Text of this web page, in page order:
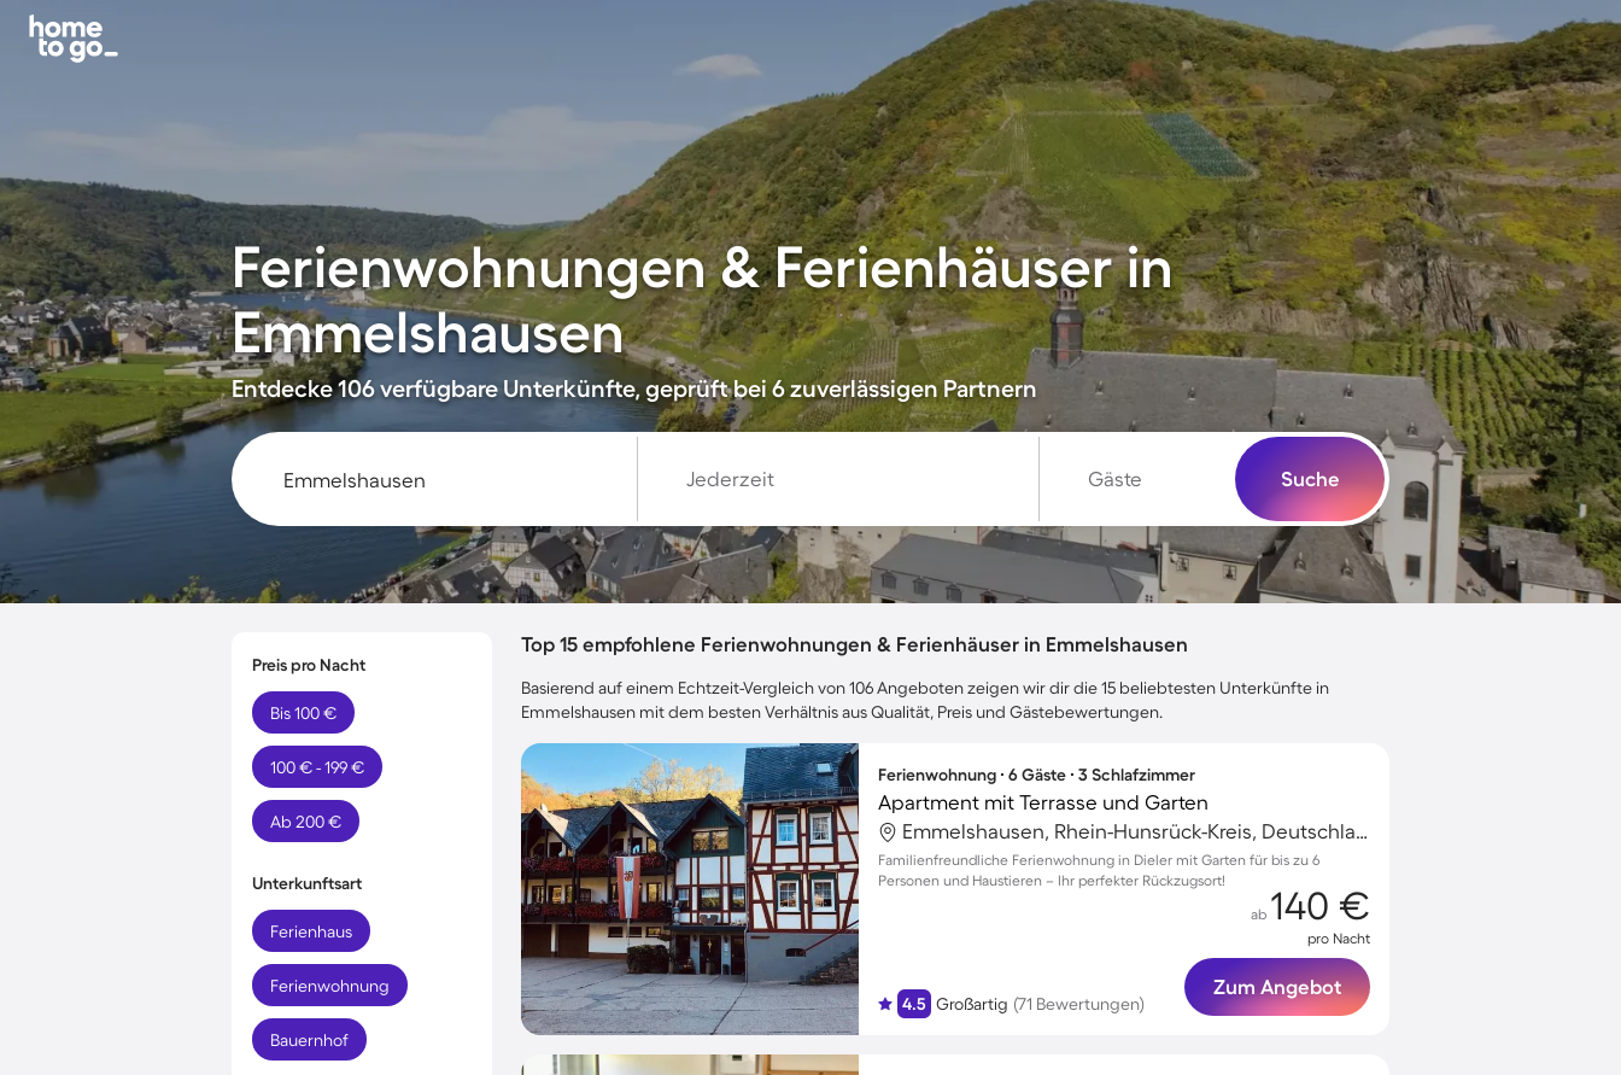
Ferienwohnungen & Ferienhäuser in
Emmelshausen
Entdecke 106 verfügbare Unterkünfte, geprüft bei 6 zuverlässigen Partnern
Jederzeit Gäste Suche
Preis pro Nacht
Bis 100 €
100 € - 199 €
Ab 200 €
Unterkunftsart
Ferienhaus
Ferienwohnung
Bauernhof
Top 15 empfohlene Ferienwohnungen & Ferienhäuser in Emmelshausen
Basierend auf einem Echtzeit-Vergleich von 106 Angeboten zeigen wir dir die 15 beliebtesten Unterkünfte in
Emmelshausen mit dem besten Verhältnis aus Qualität, Preis und Gästebewertungen.
Ferienwohnung ∙ 6 Gäste ∙ 3 Schlafzimmer
Apartment mit Terrasse und Garten
Emmelshausen, Rhein-Hunsrück-Kreis, Deutschland
Familienfreundliche Ferienwohnung in Dieler mit Garten für bis zu 6
Personen und Haustieren – Ihr perfekter Rückzugsort!
4.5 Großartig (71 Bewertungen)
ab 140 €
pro Nacht
Zum Angebot